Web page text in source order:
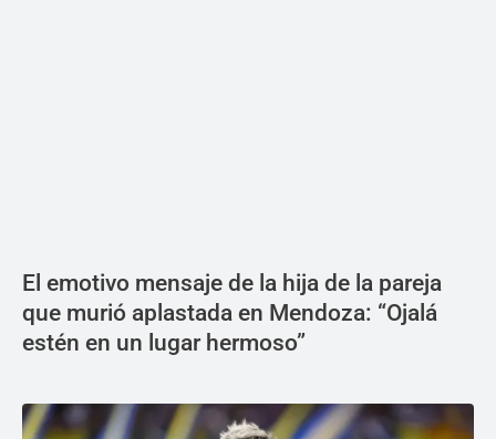
El emotivo mensaje de la hija de la pareja
que murió aplastada en Mendoza: “Ojalá
estén en un lugar hermoso”